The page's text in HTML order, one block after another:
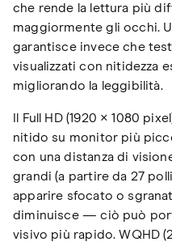
che rende la lettura più
maggiormente gli occhi.
garantisce invece che
visualizzati con nitidezza
migliorando la leggibilità.
Il Full HD (1920 × 1080
nitido su monitor più
con una distanza di
grandi (a partire da 27
apparire sfocato o
diminuisce — ciò può
visivo più rapido. WQHD